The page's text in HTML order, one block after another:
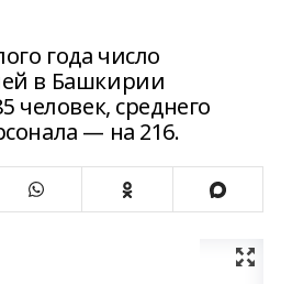
года число
в Башкирии
человек, среднего
— на 216.